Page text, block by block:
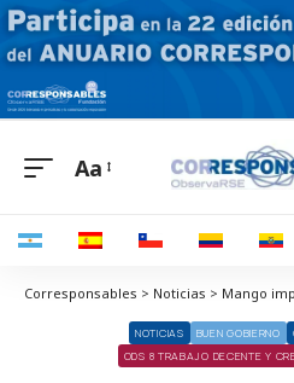
Aa
NOTICIAS BUEN GOBIERNO
ODS 8 TRABAJO DECENTE Y